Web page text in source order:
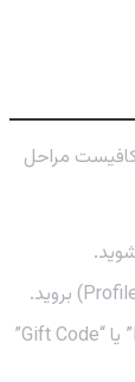
مراحل
به دنبال گزینه‌ای با عنوان “Redeem Code” یا “Gift Code”